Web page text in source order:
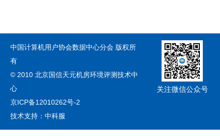
中国计算机用户协会数据中心分会 版权所
有
© 2010 北京国信天元机房环境评测技术中
心
京ICP备12010262号-2
技术支持：中科服
关注微信公众号